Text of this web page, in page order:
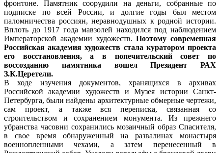
фронтоне. Памятник соорудили на деньги, собранные по
подписке по всей России, и долгие годы был местом
паломничества россиян, неравнодушных к родной истории.
Вплоть до 1917 года мавзолей находился под наблюдением
Императорской академии художеств.Поэтому современная
Российская академия художеств стала куратором проекта
его восстановления, а в попечительский совет по
воссозданию памятника вошел Президент РАХ
З.К.Церетели.
В ходе изучения документов, хранящихся в архивах
Российской академии художеств и Музея истории Санкт-
Петербурга, были найдены архитектурные обмерные чертежи,
сам проект, а также вся переписка, связанная со
строительством и сохранением монумента. Из прежнего
убранства часовни сохранились мозаичный образ Спасителя,
в свое время обнаруженный на развалинах монастыря
военнопленными чехами, а затем перенесенный в